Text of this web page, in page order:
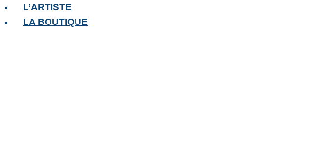
Aller
au
L’ARTISTE
LA BOUTIQUE